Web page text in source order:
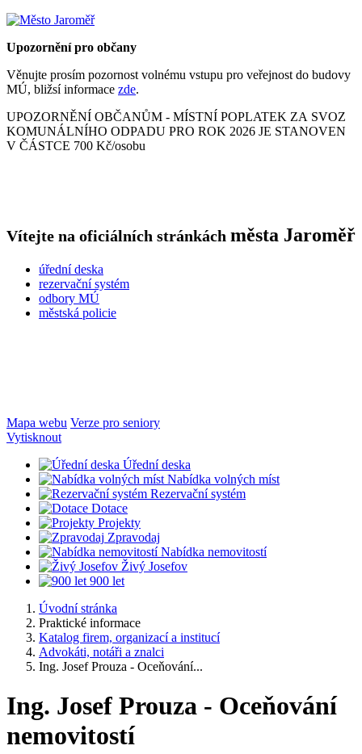
Upozornění pro občany
Věnujte prosím pozornost volnému vstupu pro veřejnost do budovy
MÚ, bližsí informace zde.
UPOZORNĚNÍ OBČANŮM - MÍSTNÍ POPLATEK ZA SVOZ
KOMUNÁLNÍHO ODPADU PRO ROK 2026 JE STANOVEN
V ČÁSTCE 700 Kč/osobu
Vítejte na oficiálních stránkách města Jaroměř
úřední deska
rezervační systém
odbory MÚ
městská policie
Mapa webu Verze pro seniory
Vytisknout
Úřední deska
Nabídka volných míst
Rezervační systém
Dotace
Projekty
Zpravodaj
Nabídka nemovitostí
Živý Josefov
900 let
Úvodní stránka
Praktické informace
Katalog firem, organizací a institucí
Advokáti, notáři a znalci
Ing. Josef Prouza - Oceňování...
Ing. Josef Prouza - Oceňování
nemovitostí